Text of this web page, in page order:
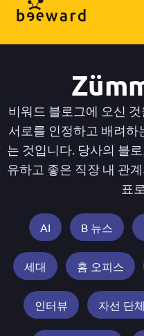
비워드 블로그에 오신
서로를 인정하고 배려하
는 것입니다. 당사의 블
유하고 좋은 직장 내 관
표
AI B 뉴스
세대 홈 오피스
인터뷰 자선 단체